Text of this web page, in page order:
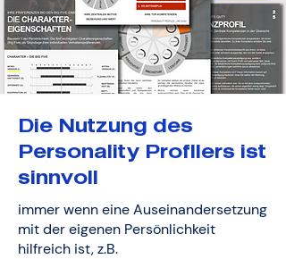
Die Nutzung des
Personality Profilers ist
sinnvoll
immer wenn eine Auseinandersetzung
mit der eigenen Persönlichkeit
hilfreich ist, z.B.